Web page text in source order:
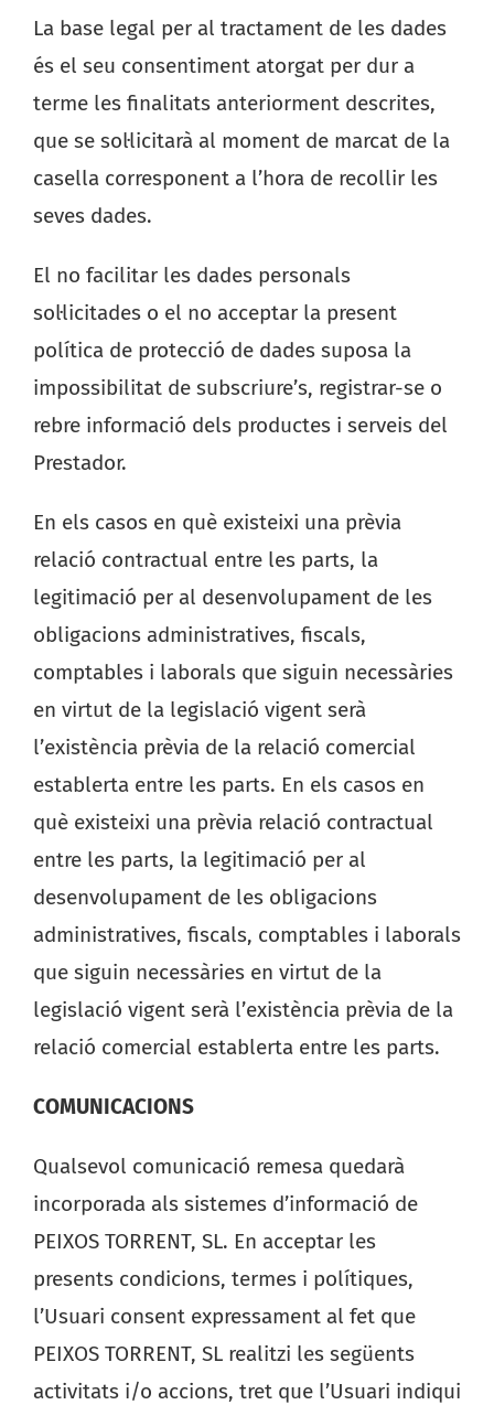
La base legal per al tractament de les dades
és el seu consentiment atorgat per dur a
terme les finalitats anteriorment descrites,
que se sol·licitarà al moment de marcat de la
casella corresponent a l’hora de recollir les
seves dades.
El no facilitar les dades personals
sol·licitades o el no acceptar la present
política de protecció de dades suposa la
impossibilitat de subscriure’s, registrar-se o
rebre informació dels productes i serveis del
Prestador.
En els casos en què existeixi una prèvia
relació contractual entre les parts, la
legitimació per al desenvolupament de les
obligacions administratives, fiscals,
comptables i laborals que siguin necessàries
en virtut de la legislació vigent serà
l’existència prèvia de la relació comercial
establerta entre les parts. En els casos en
què existeixi una prèvia relació contractual
entre les parts, la legitimació per al
desenvolupament de les obligacions
administratives, fiscals, comptables i laborals
que siguin necessàries en virtut de la
legislació vigent serà l’existència prèvia de la
relació comercial establerta entre les parts.
COMUNICACIONS
Qualsevol comunicació remesa quedarà
incorporada als sistemes d’informació de
PEIXOS TORRENT, SL. En acceptar les
presents condicions, termes i polítiques,
l’Usuari consent expressament al fet que
PEIXOS TORRENT, SL realitzi les següents
activitats i/o accions, tret que l’Usuari indiqui